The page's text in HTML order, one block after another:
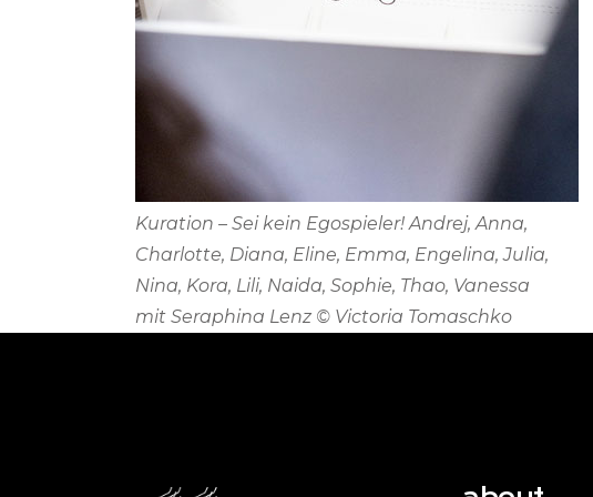
Kuration – Sei kein Egospieler! Andrej, Anna,
Charlotte, Diana, Eline, Emma, Engelina, Julia,
Nina, Kora, Lili, Naida, Sophie, Thao, Vanessa
mit Seraphina Lenz © Victoria Tomaschko